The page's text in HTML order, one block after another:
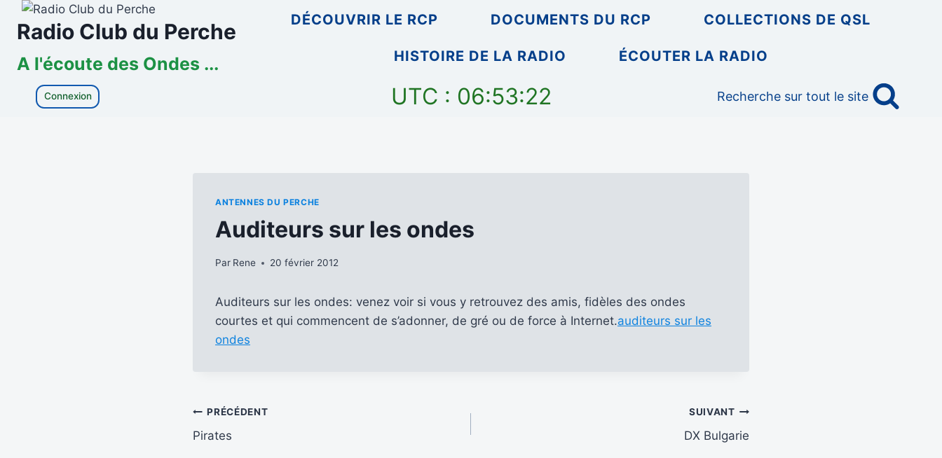
Aller
Radio Club du Perche
A l'écoute des Ondes ...
DÉCOUVRIR LE RCP DOCUMENTS DU RCP COLLECTIONS DE QSL
HISTOIRE DE LA RADIO ÉCOUTER LA RADIO
Connexion UTC : 06:53:22 Recherche sur tout le site
ANTENNES DU PERCHE
Auditeurs sur les ondes
Par Rene 20 février 2012
Auditeurs sur les ondes: venez voir si vous y retrouvez des amis, fidèles des ondes
courtes et qui commencent de s’adonner, de gré ou de force à Internet.auditeurs sur les
ondes
Navigation
de
PRÉCÉDENT
Pirates
SUIVANT
DX Bulgarie